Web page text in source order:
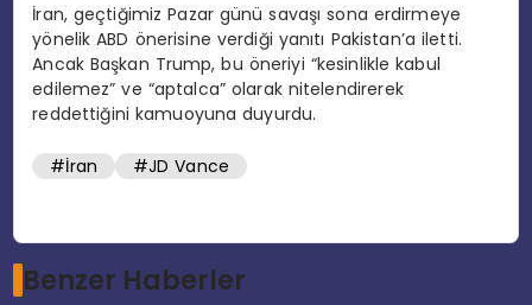
İran, geçtiğimiz Pazar günü savaşı sona erdirmeye
yönelik ABD önerisine verdiği yanıtı Pakistan’a iletti.
Ancak Başkan Trump, bu öneriyi “kesinlikle kabul
edilemez” ve “aptalca” olarak nitelendirerek
reddettiğini kamuoyuna duyurdu.
#İran #JD Vance
Benzer Haberler